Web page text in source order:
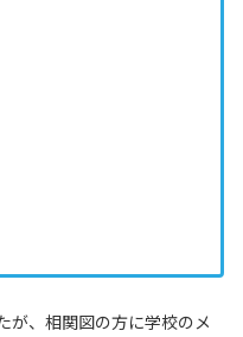
が、相関図の方に学校のメ